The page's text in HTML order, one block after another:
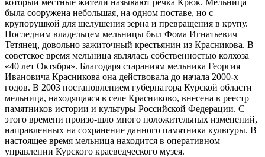
была сооружена небольшая, на одном поставе, но с
крупорушкой для шелушения зерна и превращения в крупу.
Последним владельцем мельницы был Фома Игнатьевич
Тетянец, довольно зажиточный крестьянин из Красникова. В
советское время мельница являлась собственностью колхоза
«40 лет Октября». Благодаря стараниям мельника Георгия
Ивановича Красникова она действовала до начала 2000-х
годов. В 2003 постановлением губернатора Курской области
мельница, находящаяся в селе Красниково, внесена в реестр
памятников истории и культуры Российской Федерации. С
этого времени произо-шло много положительных изменений,
направленных на сохранение данного памятника культуры. В
настоящее время мельница находится в оперативном
управлении Курского краеведческого музея.